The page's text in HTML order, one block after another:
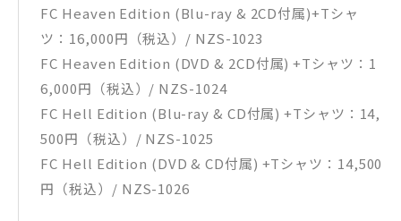
FC Heaven Edition (Blu-ray & 2CD付属)+Tシャ
ツ：16,000円（税込）/ NZS-1023
FC Heaven Edition (DVD & 2CD付属) +Tシャツ：1
6,000円（税込）/ NZS-1024
FC Hell Edition (Blu-ray & CD付属) +Tシャツ：14,
500円（税込）/ NZS-1025
FC Hell Edition (DVD & CD付属) +Tシャツ：14,500
円（税込）/ NZS-1026